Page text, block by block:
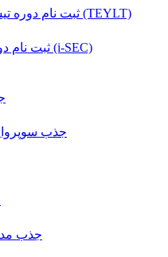
ثبت نام دوره تیسول کودک و نوجوان (TEYLT)
ثبت نام دوره تربیت سوپروایزر (i-SEC)
جذب
جذب